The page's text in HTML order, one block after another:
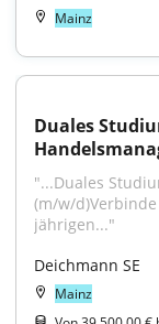
Mainz
Duales
"...Duales
(m/w/
jährigen..."
Deichmann SE
Mainz